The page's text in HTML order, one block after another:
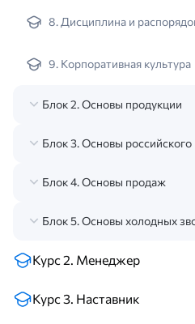
8. Дисциплина и
9. Корпоративная культура
Блок 2. Основы продукции
Блок 3. Основы
Блок 4. Основы продаж
Блок 5. Основы холодных
Курс 2. Менеджер
Курс 3. Наставник